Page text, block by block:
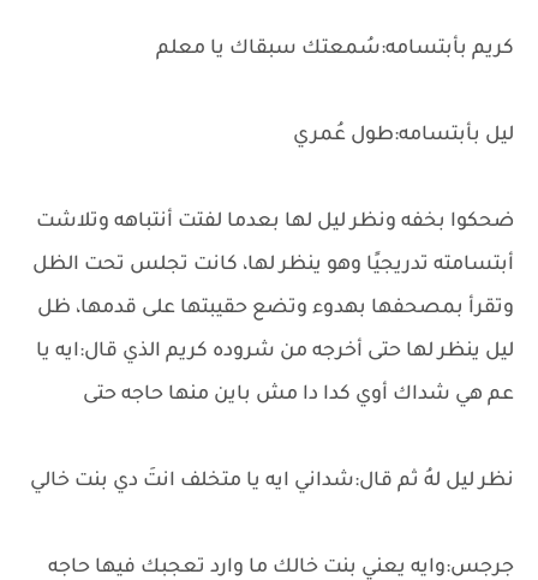
كريم بأبتسامه:سُمعتك سبقاك يا معلم
ليل بأبتسامه:طول عُمري
ضحكوا بخفه ونظر ليل لها بعدما لفتت أنتباهه وتلاشت
أبتسامته تدريجيًا وهو ينظر لها، كانت تجلس تحت الظل
وتقرأ بمصحفها بهدوء وتضع حقيبتها على قدمها، ظل
ليل ينظر لها حتى أخرجه من شروده كريم الذي قال:ايه يا
عم هي شداك أوي كدا دا مش باين منها حاجه حتى
نظر ليل لهُ ثم قال:شداني ايه يا متخلف انتَ دي بنت خالي
جرجس:وايه يعني بنت خالك ما وارد تعجبك فيها حاجه